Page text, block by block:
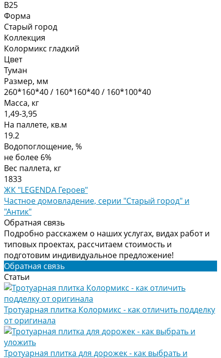
В25
Форма
Старый город
Коллекция
Колормикс гладкий
Цвет
Туман
Размер, мм
260*160*40 / 160*160*40 / 160*100*40
Масса, кг
1,49-3,95
На паллете, кв.м
19.2
Водопоглощение, %
не более 6%
Вес паллета, кг
1833
ЖК "LEGENDA Героев"
Частное домовладение, серии "Старый город" и
"Антик"
Обратная связь
Подробно расскажем о наших услугах, видах работ и
типовых проектах, рассчитаем стоимость и
подготовим индивидуальное предложение!
Обратная связь
Статьи
Тротуарная плитка Колормикс - как отличить подделку
от оригинала
Тротуарная плитка для дорожек - как выбрать и